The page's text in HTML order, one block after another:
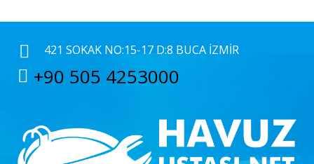
421 SOKAK NO:15-17 D:8 BUCA İZMIR
+90 505 4253000